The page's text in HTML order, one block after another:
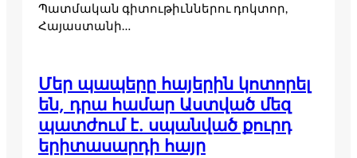
Պատմական գիտութիւններու դոկտոր,
Հայաստանի…
Մեր պապերը հայերին կոտորել
են, դրա համար Աստված մեզ
պատժում է. սպանված քուրդ
երիտասարդի հայր